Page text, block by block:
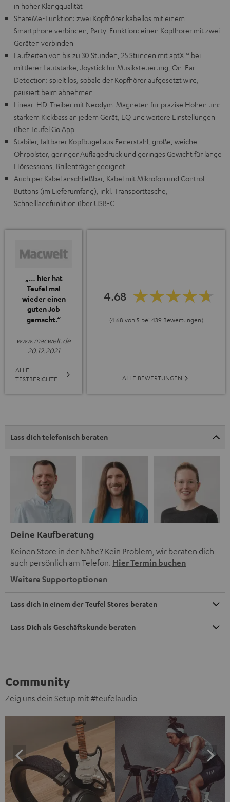
in hoher Klangqualität
ShareMe-Funktion: zwei Kopfhörer kabellos mit einem
Smartphone verbinden, Party-Funktion: einen Kopfhörer mit zwei
Geräten verbinden
Laufzeiten von bis zu 30 Stunden, 25 Stunden mit aptX™ bei
mittlerer Lautstärke, Joystick für Musiksteuerung, On-Ear-
Detection: spielt los, sobald der Kopfhörer aufgesetzt wird,
pausiert beim abnehmen
Linear-HD-Treiber mit Neodym-Magneten für präzise Höhen und
starkem Kickbass an jedem Gerät, EQ und weitere Einstellungen
über Teufel Go App
Stabiler, faltbarer Kopfbügel aus Federstahl, große, weiche
Ohrpolster, geringer Auflagedruck und geringes Gewicht für lange
Hörsessions, Brillenträger geeignet
Auch per Kabel anschließbar, Kabel mit Mikrofon und Control-
Buttons (im Lieferumfang), inkl. Transporttasche,
Schnellladefunktion über USB-C
„… hier hat
Teufel mal
wieder einen
guten Job
gemacht.“
www.macwelt.de
20.12.2021
ALLE
TESTBERICHTE
4.68
(4.68 von 5 bei 439 Bewertungen)
ALLE BEWERTUNGEN
Lass dich telefonisch beraten
Deine Kaufberatung
Keinen Store in der Nähe? Kein Problem, wir beraten dich
auch persönlich am Telefon. Hier Termin buchen
Weitere Supportoptionen
Lass dich in einem der Teufel Stores beraten
Lass Dich als Geschäftskunde beraten
Community
Zeig uns dein Setup mit #teufelaudio